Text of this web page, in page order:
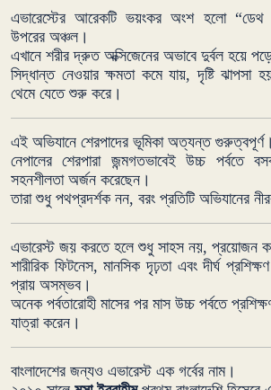
এভারেস্টের আরেকটি ভয়ংকর অংশ হলো
উপরের অঞ্চল।
এখানে শরীর দ্রুত অক্সিজেনের অভাবে দুর্বল হয়ে
সিদ্ধান্ত নেওয়ার ক্ষমতা কমে যায়, দৃষ্টি ঝাপসা
থেমে যেতে শুরু করে।
এই অভিযানে শেরপাদের ভূমিকা অত্যন্ত গুরুত্বপূর্ণ।
নেপালের শেরপারা জন্মগতভাবেই উচ্চ পর্বতে
সহনশীলতা অর্জন করেছেন।
তারা শুধু পথপ্রদর্শক নন, বরং প্রতিটি অভিযানের
এভারেস্ট জয় করতে হলে শুধু সাহস নয়, প্রয়োজন
শারীরিক ফিটনেস, মানসিক দৃঢ়তা এবং দীর্ঘ
প্রায় অসম্ভব।
অনেক পর্বতারোহী মাসের পর মাস উচ্চ পর্বতে
যাত্রা করেন।
বাংলাদেশের জন্যও এভারেস্ট এক গর্বের নাম।